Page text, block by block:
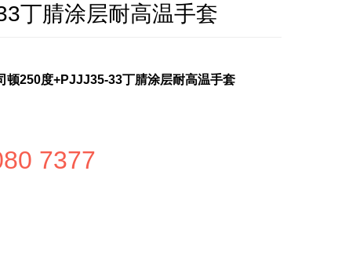
丁腈涂层耐高温手套
顿250度+PJJJ35-33丁腈涂层耐高温手套
7377